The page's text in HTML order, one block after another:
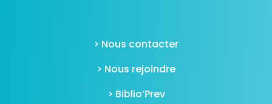
> Nous contacter
> Nous rejoindre
> Biblio’Prev